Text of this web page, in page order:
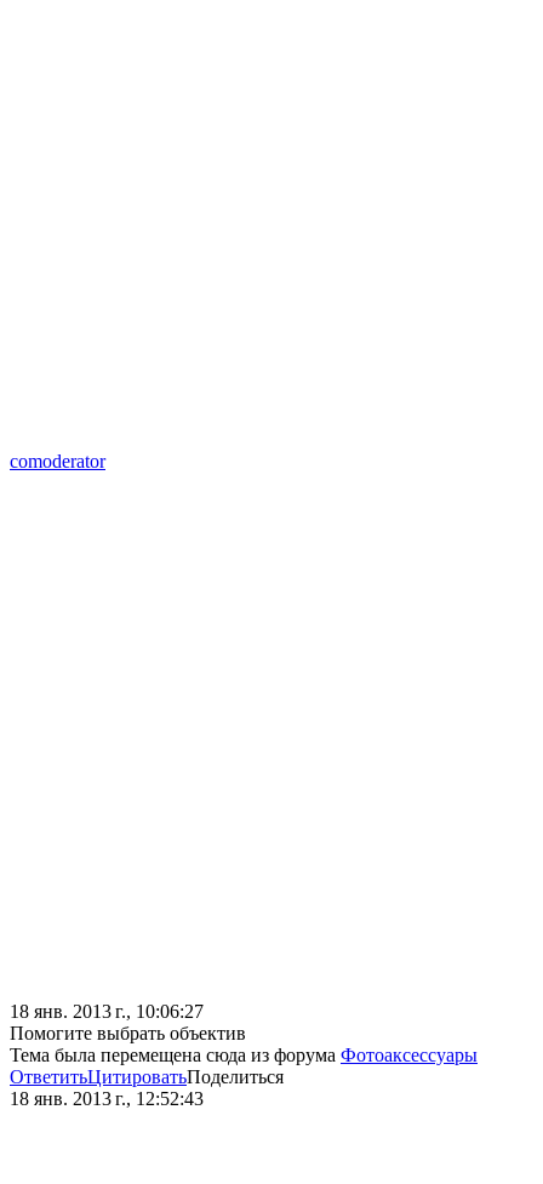
comoderator
18 янв. 2013 г., 10:06:27
Помогите выбрать объектив
Тема была перемещена сюда из форума Фотоаксессуары
ОтветитьЦитироватьПоделиться
18 янв. 2013 г., 12:52:43